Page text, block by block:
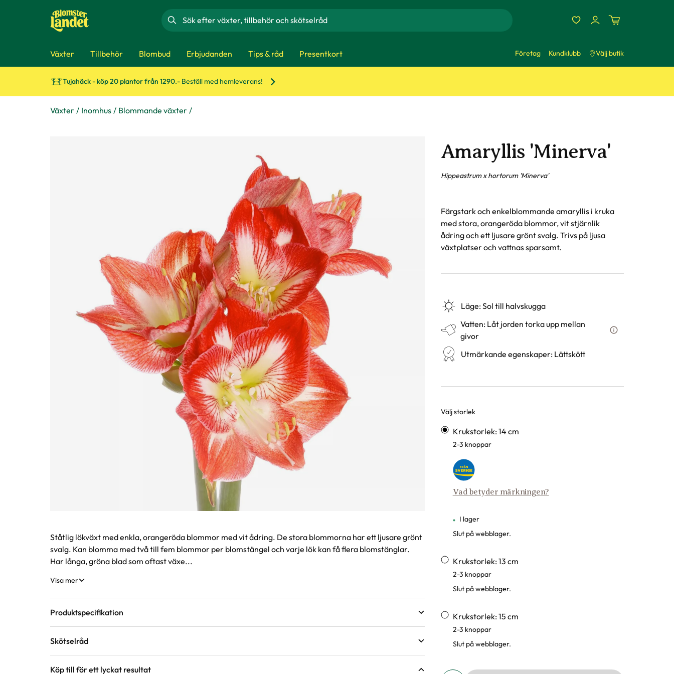
Sök
Växter Tillbehör Blombud Erbjudanden Tips & råd Presentkort Företag Kundklubb Välj butik
Tujahäck - köp 20 plantor från 1290.- Beställ med hemleverans!
Växter Inomhus Blommande växter
Amaryllis 'Minerva'
Hippeastrum x hortorum 'Minerva'
Färgstark och enkelblommande amaryllis i kruka
med stora, orangeröda blommor, vit stjärnlik
ådring och ett ljusare grönt svalg. Trivs på ljusa
växtplatser och vattnas sparsamt.
Läge:Sol till halvskugga
Vatten: Låt jorden torka upp mellan
givor
Hur ska du
Utmärkande egenskaper: Lättskött
Välj storlek
Varianter
Krukstorlek: 14 cm
2-3 knoppar
Vad betyder märkningen?
I lager
Slut på webblager.
Krukstorlek: 13 cm
2-3 knoppar
Slut på webblager.
Krukstorlek: 15 cm
2-3 knoppar
Slut på webblager.
Produktinformation
Ståtlig lökväxt med enkla, orangeröda blommor med vit ådring. De stora blommorna har ett ljusare grönt
svalg. Kan blomma med två till fem blommor per blomstängel och varje lök kan få flera blomstänglar.
Har långa, gröna blad som oftast växe...
Visa mer
Produktspecifikation
Krukstorlek
Skötselråd
Köp till för ett lyckat resultat